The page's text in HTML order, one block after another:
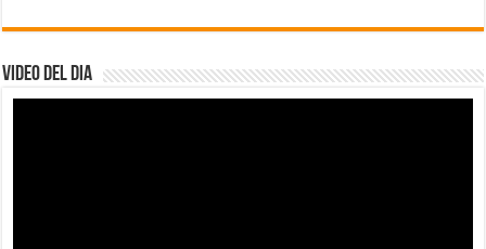
Video del dia